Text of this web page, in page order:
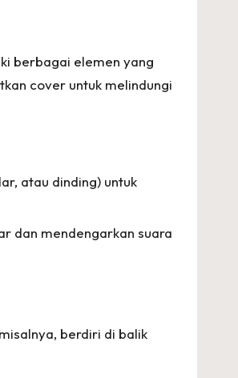
berbagai elemen yang
cover untuk melindungi
atau dinding) untuk
dan mendengarkan suara
berdiri di balik